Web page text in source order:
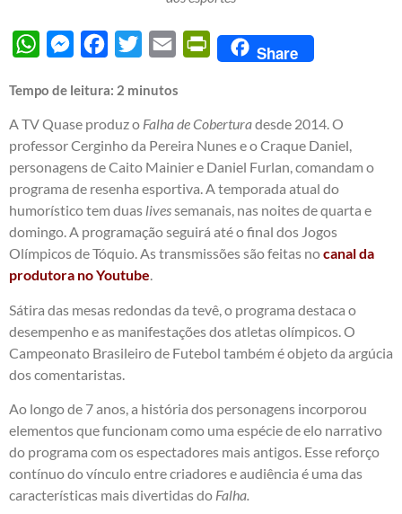
WhatsAppMessengerFacebook
Twitter Email PrintFriendly
Share
Tempo de leitura: 2 minutos
A TV Quase produz o Falha de Coberturadesde 2014. O
professor Cerginho da Pereira Nunes e o Craque Daniel,
personagens de Caito Mainier e Daniel Furlan, comandam o
programa de resenha esportiva. A temporada atual do
humorístico tem duas livessemanais, nas noites de quarta e
domingo. A programação seguirá até o final dos Jogos
Olímpicos de Tóquio. As transmissões são feitas nocanal da
produtora no Youtube.
Sátira das mesas redondas da tevê, o programa destaca o
desempenho e as manifestações dos atletas olímpicos. O
Campeonato Brasileiro de Futebol também é objeto da argúcia
dos comentaristas.
Ao longo de 7 anos, a história dos personagens incorporou
elementos que funcionam como uma espécie de elo narrativo
do programa com os espectadores mais antigos. Esse reforço
contínuo do vínculo entre criadores e audiência é uma das
características mais divertidas do Falha.